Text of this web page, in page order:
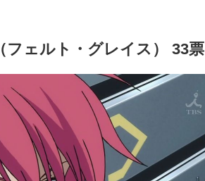
フェルト・グレイス） 33票